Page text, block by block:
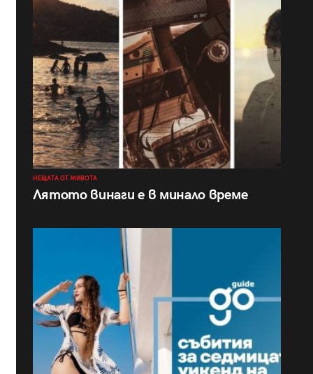
НЕЩАТА ОТ ЖИВОТА
Лятото винаги е в минало време